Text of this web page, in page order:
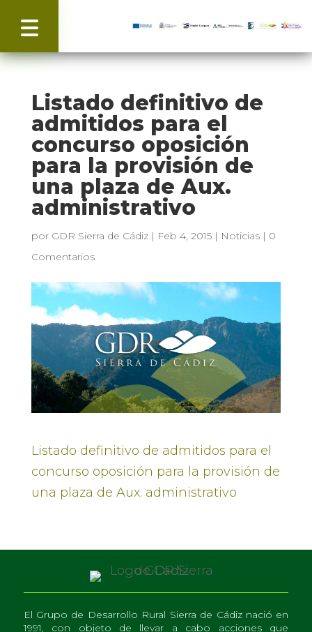
Listado definitivo de
admitidos para el
concurso oposición
para la provisión de
una plaza de Aux.
administrativo
por GDR Sierra de Cádiz| Feb 4, 2015| Noticias| 0
Comentarios
Listado definitivo de admitidos para el
concurso oposición para la provisión de
una plaza de Aux. administrativo
El Grupo de Desarrollo Rural Sierra de Cádiz nació en
1991, con objeto de llevar a cabo acciones que